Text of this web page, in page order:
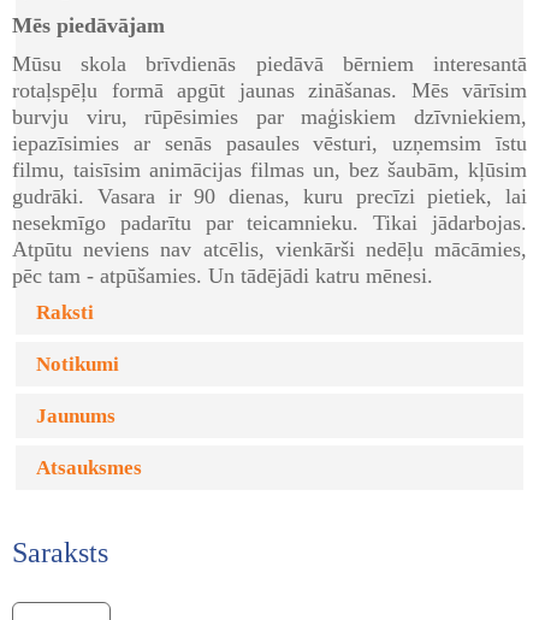
Mēs piedāvājam
Mūsu skola brīvdienās piedāvā bērniem interesantā
rotaļspēļu formā apgūt jaunas zināšanas. Mēs vārīsim
burvju viru, rūpēsimies par maģiskiem dzīvniekiem,
iepazīsimies ar senās pasaules vēsturi, uzņemsim īstu
filmu, taisīsim animācijas filmas un, bez šaubām, kļūsim
gudrāki. Vasara ir 90 dienas, kuru precīzi pietiek, lai
nesekmīgo padarītu par teicamnieku. Tikai jādarbojas.
Atpūtu neviens nav atcēlis, vienkārši nedēļu mācāmies,
pēc tam - atpūšamies. Un tādējādi katru mēnesi.
Raksti
Notikumi
Jaunums
Atsauksmes
Saraksts